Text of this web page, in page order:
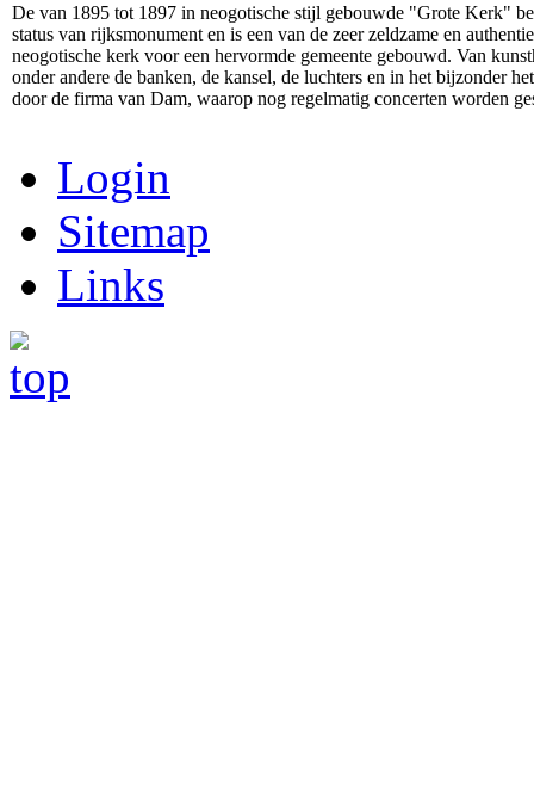
De van 1895 tot 1897 in neogotische stijl gebouwde "Grote Kerk"
status van rijksmonument en is een van de zeer zeldzame en
neogotische kerk voor een hervormde gemeente gebouwd. Van
onder andere de banken, de kansel, de luchters en in het bijzonder
door de firma van Dam, waarop nog regelmatig concerten worden
Login
Sitemap
Links